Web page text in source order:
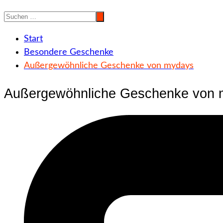
Start
Besondere Geschenke
Außergewöhnliche Geschenke von mydays
Außergewöhnliche Geschenke von